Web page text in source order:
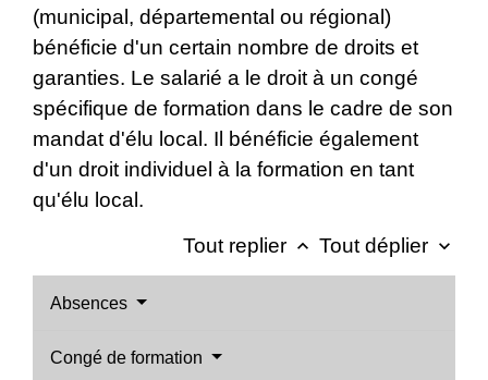
(municipal, départemental ou régional)
bénéficie d'un certain nombre de droits et
garanties. Le salarié a le droit à un congé
spécifique de formation dans le cadre de son
mandat d'élu local. Il bénéficie également
d'un droit individuel à la formation en tant
qu'élu local.
Tout replier keyboard_arrow_up Tout déplier keyboard_arrow_down
Absences
Congé de formation